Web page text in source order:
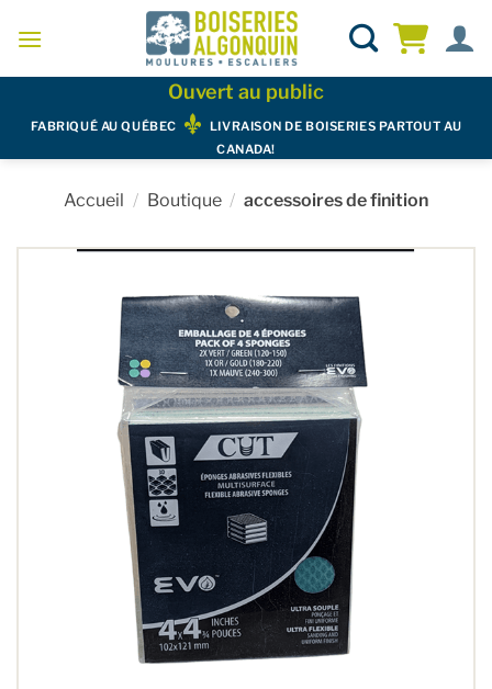
Ouvert au public
FABRIQUÉ AU QUÉBEC
LIVRAISON DE BOISERIES PARTOUT AU
CANADA!
Accueil / Boutique / accessoires de finition